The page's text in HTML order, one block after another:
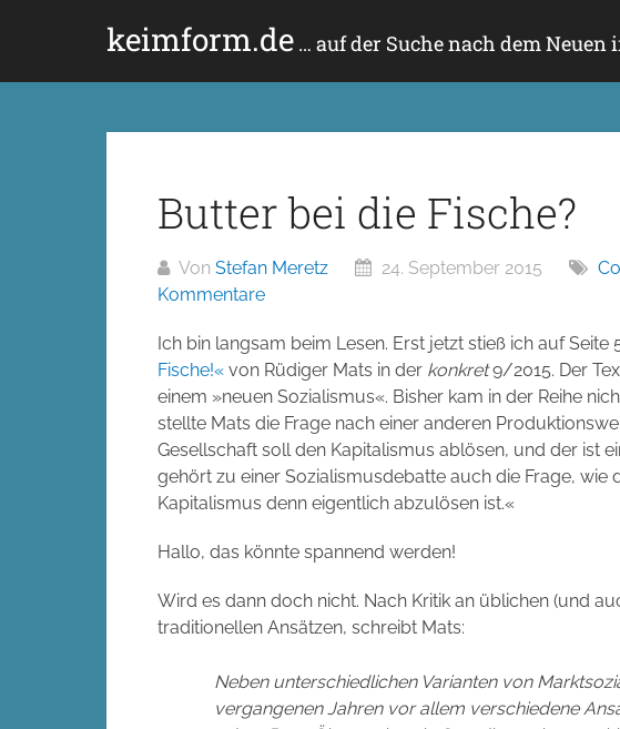
keimform.de … auf der Suche nach dem Neuen
Butter bei die Fische?
Von Stefan Meretz 24. September 2015
Kommentare
Ich bin langsam beim Lesen. Erst jetzt stieß ich auf Seite
Fische!« von Rüdiger Mats in der konkret9/2015. Der
einem »neuen Sozialismus«. Bisher kam in der Reihe
stellte Mats die Frage nach einer anderen
Gesellschaft soll den Kapitalismus ablösen, und der ist
gehört zu einer Sozialismusdebatte auch die Frage, wie
Kapitalismus denn eigentlich abzulösen ist.«
Hallo, das könnte spannend werden!
Wird es dann doch nicht. Nach Kritik an üblichen (und
traditionellen Ansätzen, schreibt Mats:
Neben unterschiedlichen Varianten von
vergangenen Jahren vor allem verschiedene